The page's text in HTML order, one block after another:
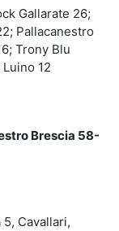
Gallarate 26;
Pallacanestro
Trony Blu
12
Brescia 58-
Cavallari,